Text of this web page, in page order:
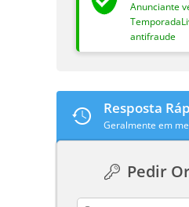
Anunciante
antifraude
Resposta
Geralmente em
Pedir